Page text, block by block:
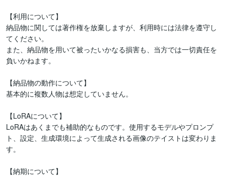
【利用について】
納品物に関しては著作権を放棄しますが、利用時には法律を遵守し
てください。
また、納品物を用いて被ったいかなる損害も、当方では一切責任を
負いかねます。
【納品物の動作について】
基本的に複数人物は想定していません。
【LoRAについて】
LoRAはあくまでも補助的なものです。使用するモデルやプロンプ
ト、設定、生成環境によって生成される画像のテイストは変わりま
す。
【納期について】